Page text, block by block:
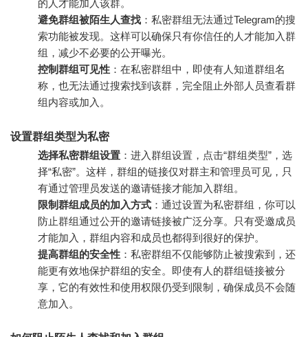
的人才能加入该群。
避免群组被陌生人查找 ：私密群组无法通过Telegram的搜
索功能被发现。这样可以确保只有你信任的人才能加入群
组，减少不必要的公开曝光。
控制群组可见性 ：在私密群组中，即使有人知道群组名
称，也无法通过搜索找到该群，完全阻止外部人员查看群
组内容或加入。
设置群组类型为私密
选择私密群组设置 ：进入群组设置，点击“群组类型”，选
择“私密”。这样，群组的链接仅对群主和管理员可见，只
有通过管理员发送的邀请链接才能加入群组。
限制群组成员的加入方式 ：通过设置为私密群组，你可以
防止群组通过公开的邀请链接被广泛分享。只有受邀成员
才能加入，群组内容和成员也都得到很好的保护。
提高群组的安全性 ：私密群组不仅能够防止被搜索到，还
能更有效地保护群组的安全。即使有人的群组链接被分
享，它的有效性和使用权限仍受到限制，确保成员不会随
意加入。